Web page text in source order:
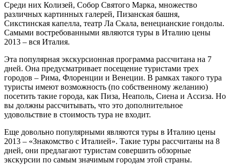
Среди них Колизей, Собор Святого Марка, множество
различных картинных галерей, Пизанская башня,
Сикстинская капелла, театр Ла Скала, венецианские гондолы.
Самыми востребованными являются туры в Италию цены
2013 – вся Италия.
Эта популярная экскурсионная программа рассчитана на 7
дней. Она предусматривает посещение туристами трех
городов – Рима, Флоренции и Венеции. В рамках такого тура
туристы имеют возможность (по собственному желанию)
посетить такие города, как Пиза, Неаполь, Сиена и Ассиза. Но
вы должны рассчитывать, что это дополнительное
удовольствие в стоимость тура не входит.
Еще довольно популярными являются туры в Италию цены
2013 – «Знакомство с Италией». Такие туры рассчитаны на 8
дней, они предлагают туристам совершить обзорные
экскурсии по самым значимым городам этой страны.